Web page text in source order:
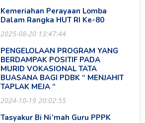
Kemeriahan Perayaan Lomba
Dalam Rangka HUT RI Ke-80
2025-08-20 13:47:44
PENGELOLAAN PROGRAM YANG
BERDAMPAK POSITIF PADA
MURID VOKASIONAL TATA
BUASANA BAGI PDBK “ MENJAHIT
TAPLAK MEJA “
2024-10-19 20:02:55
Tasyakur Bi Ni’mah Guru PPPK